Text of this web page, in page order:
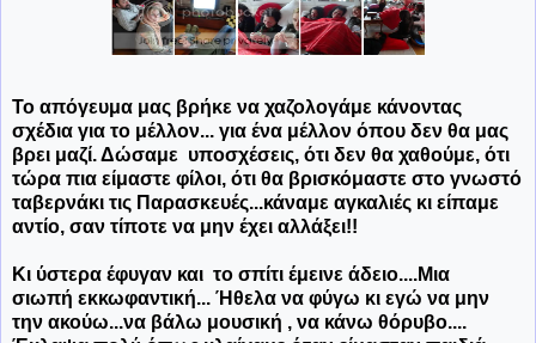
Το απόγευμα μας βρήκε να χαζολογάμε κάνοντας
σχέδια για το μέλλον... για ένα μέλλον όπου δεν θα μας
βρει μαζί. Δώσαμε υποσχέσεις, ότι δεν θα χαθούμε, ότι
τώρα πια είμαστε φίλοι, ότι θα βρισκόμαστε στο γνωστό
ταβερνάκι τις Παρασκευές...κάναμε αγκαλιές κι είπαμε
αντίο, σαν τίποτε να μην έχει αλλάξει!!
Κι ύστερα έφυγαν και το σπίτι έμεινε άδειο....Μια
σιωπή εκκωφαντική... Ήθελα να φύγω κι εγώ να μην
την ακούω...να βάλω μουσική , να κάνω θόρυβο....